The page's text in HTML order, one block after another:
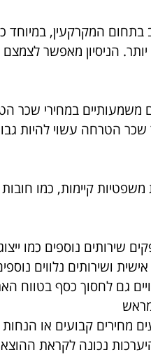
בתחום המקרקעין, במיוחד
יותר. הניסיון מאפשר
משמעותיים במחירי שכר
שכר הטרחה עשוי להיות
קיימות, כמו
שירותים נוספים כמו
ושירותים נלווים
גם לחסוך כסף בטווח
מחירים קבועים או
נכונה לקראת